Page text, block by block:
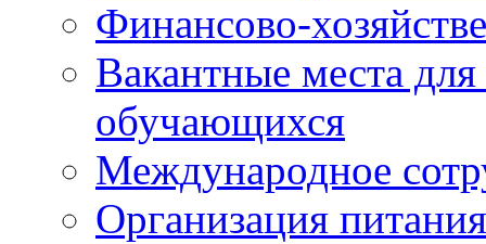
Финансово-
Вакантные места
обучающихся
Международное
Организация